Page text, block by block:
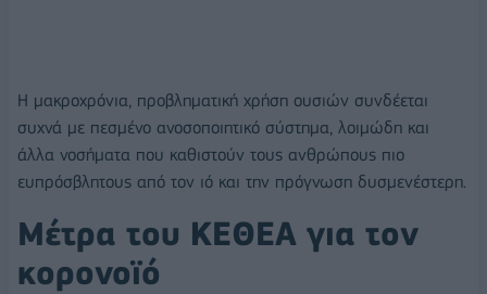
Η μακροχρόνια, προβληματική χρήση ουσιών συνδέεται
συχνά με πεσμένο ανοσοποιητικό σύστημα, λοιμώδη και
άλλα νοσήματα που καθιστούν τους ανθρώπους πιο
ευπρόσβλητους από τον ιό και την πρόγνωση δυσμενέστερη.
Μέτρα του ΚΕΘΕΑ για τον
κορονοϊό